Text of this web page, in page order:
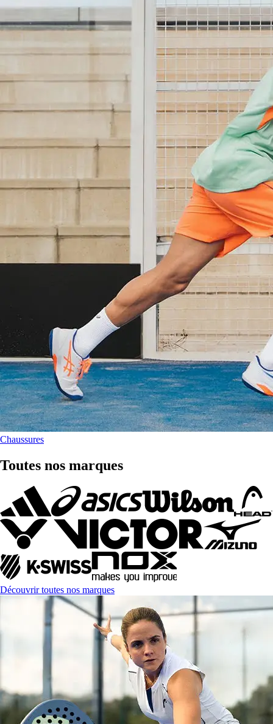
Chaussures
Toutes nos marques
Découvrir toutes nos marques